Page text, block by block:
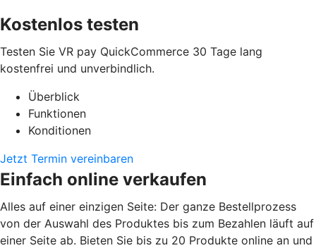
Kostenlos testen
Testen Sie VR pay QuickCommerce 30 Tage lang
kostenfrei und unverbindlich.
Überblick
Funktionen
Konditionen
Jetzt Termin vereinbaren
Einfach online verkaufen
Alles auf einer einzigen Seite: Der ganze Bestellprozess
von der Auswahl des Produktes bis zum Bezahlen läuft auf
einer Seite ab. Bieten Sie bis zu 20 Produkte online an und